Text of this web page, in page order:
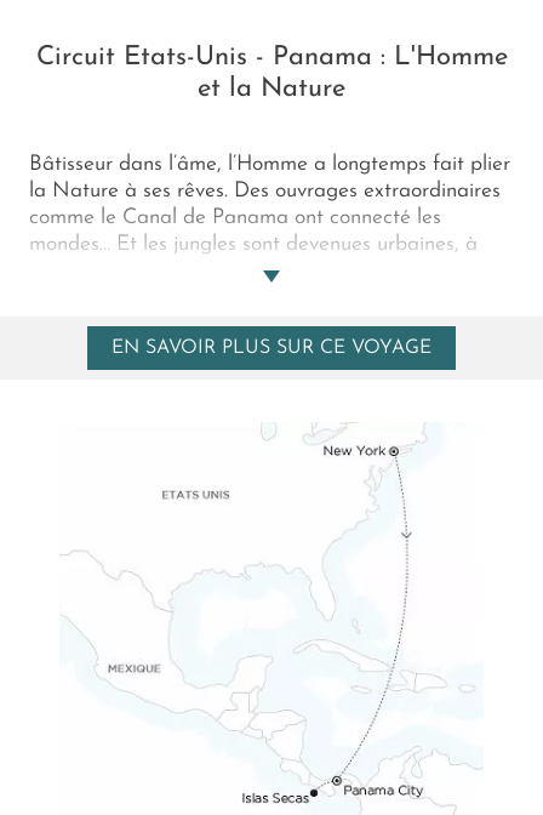
Circuit Etats-Unis - Panama : L'Homme
et la Nature
Bâtisseur dans l’âme, l’Homme a longtemps fait plier
la Nature à ses rêves. Des ouvrages extraordinaires
comme le Canal de Panama ont connecté les
mondes… Et les jungles sont devenues urbaines, à
l’instar de New York ou de Panama City,
architecturale… Aujourd’hui, les rêves des Hommes
s’accordent à la Nature. Concluant ce combiné New
respect de l’environnement. L’harmonie, enfin !
EN SAVOIR PLUS SUR CE VOYAGE